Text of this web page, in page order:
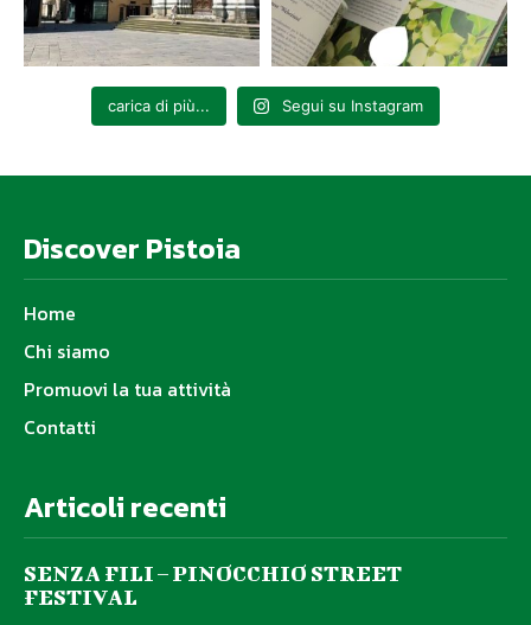
carica di più... Segui su Instagram
Discover Pistoia
Home
Chi siamo
Promuovi la tua attività
Contatti
Articoli recenti
SENZA FILI – PINOCCHIO STREET
FESTIVAL